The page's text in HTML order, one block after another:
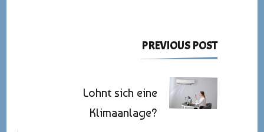
Post
PREVIOUS POST
Lohnt sich eine
Klimaanlage?